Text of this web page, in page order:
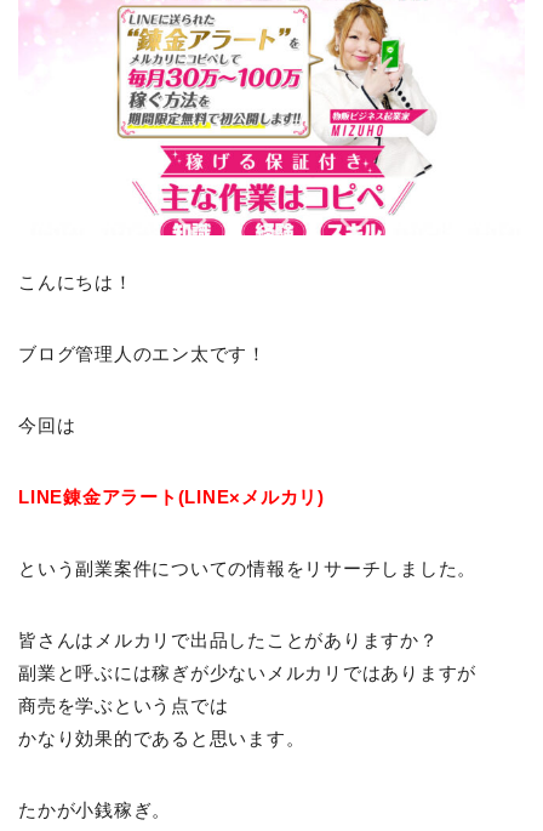
こんにちは！
ブログ管理人のエン太です！
今回は
LINE錬金アラート(LINE×メルカリ)
という副業案件についての情報をリサーチしました。
皆さんはメルカリで出品したことがありますか？
副業と呼ぶには稼ぎが少ないメルカリではありますが
商売を学ぶという点では
かなり効果的であると思います。
たかが小銭稼ぎ。